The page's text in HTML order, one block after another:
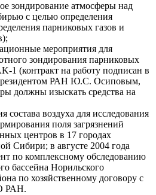
зондирование атмосферы над
с целью определения
парниковых газов и
мероприятия для
зондирования парниковых
1 (контракт на работу подписан в
РАН Ю.С. Осиповым,
должны изыскать средства на
состава воздуха для исследования
поля загрязнений
центров в 17 городах
Сибири; в августе 2004 года
по комплексному обследованию
бассейна Норильского
по хозяйственному договору с
РАН.